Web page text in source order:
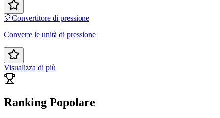
🎈Convertitore di pressione
Converte le unità di pressione
Visualizza di più
Ranking Popolare